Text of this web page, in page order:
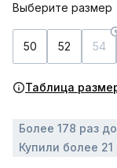
Выберите размер
50 52 54
Таблица
Более 178 раз
Купили более 21